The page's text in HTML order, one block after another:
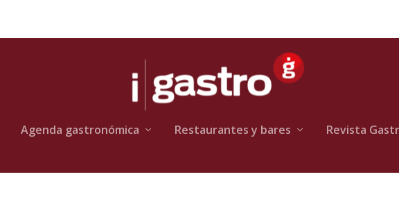
Agenda gastronómica Restaurantes y bares Revista